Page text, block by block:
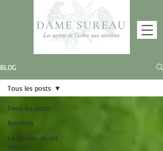
BLOG
Tous les posts
Recettes
Le Sureau et ses
saisons
Tous les posts